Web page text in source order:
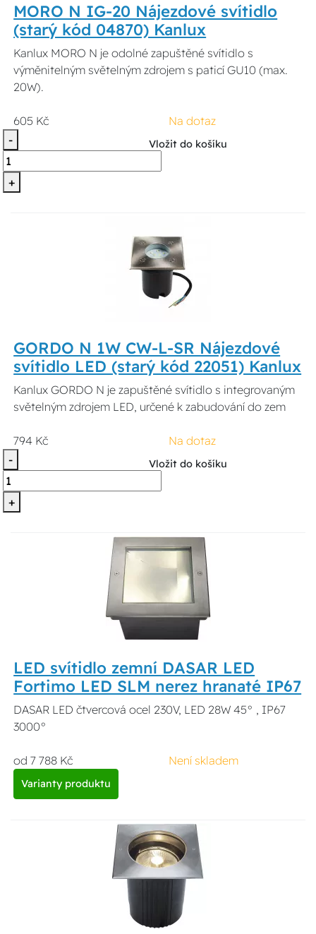
MORO N IG-20 Nájezdové svítidlo
(starý kód 04870) Kanlux
Kanlux MORO N je odolné zapuštěné svítidlo s
výměnitelným světelným zdrojem s paticí GU10 (max.
20W).
605 Kč
Na dotaz
-
+
Vložit do košíku
GORDO N 1W CW-L-SR Nájezdové
svítidlo LED (starý kód 22051) Kanlux
Kanlux GORDO N je zapuštěné svítidlo s integrovaným
světelným zdrojem LED, určené k zabudování do zem
794 Kč
Na dotaz
-
+
Vložit do košíku
LED svítidlo zemní DASAR LED
Fortimo LED SLM nerez hranaté IP67
DASAR LED čtvercová ocel 230V, LED 28W 45° , IP67
3000°
od 7 788 Kč Není skladem
Varianty produktu